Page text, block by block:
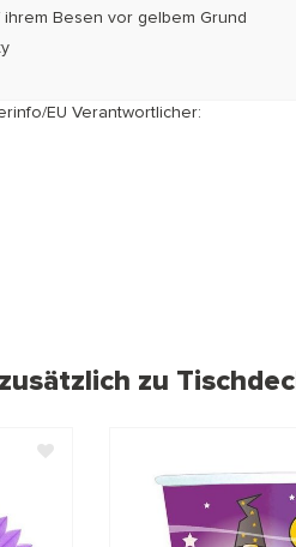
ihrem Besen vor gelbem Grund
EU Verantwortlicher:
zu